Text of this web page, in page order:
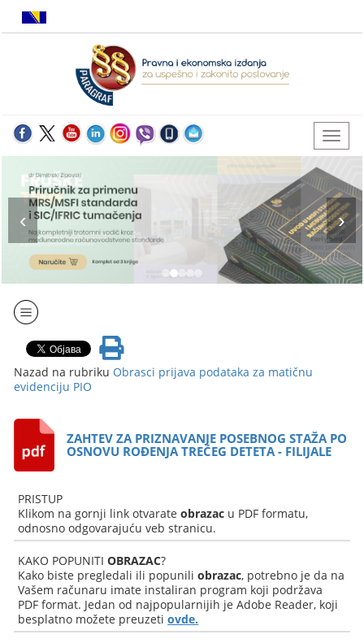
Nazad na rubriku Obrasci prijava podataka za matičnu
evidenciju PIO
ZAHTEV ZA PRIZNAVANJE POSEBNOG STAŽA PO
OSNOVU ROĐENJA TREĆEG DETETA - FILIJALE
PRISTUP
Klikom na gornji link otvarateobrazac u PDF formatu,
odnosno odgovarajuću veb stranicu.
KAKO POPUNITIOBRAZAC?
Kako biste pregledali ili popuniliobrazac, potrebno je da na
Vašem računaru imate instaliran program koji podržava
PDF format. Jedan od najpopularnijih je Adobe Reader, koji
besplatno možete preuzetiovde.